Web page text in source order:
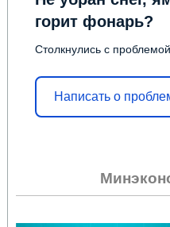
горит фонарь?
Столкнулись с
Написать о